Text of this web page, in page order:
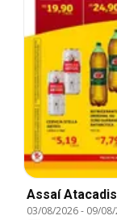
Assaí
03/08/2026- 09/